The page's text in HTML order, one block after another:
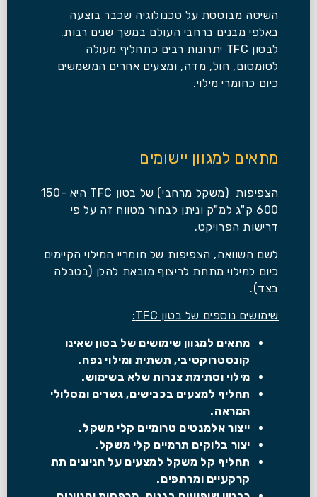
השיטה מבוססת על טכנולוגיה שכבר בוצעה
באלפי מבנים ברחבי העולם במשך שנים רבות.
לבטון TFC יתרונות רבים כתחליף מעולה
לסומסום, חול, מדה, ומצעים אחרים המשמשים
כיום כחומרי מילוי.
מתאים למגוון יישומים
הצפיפות (משקל מרחבי) של בטון TFC היא 150-
600 ק"ג למ"ק וניתן לבחור מטווח זה על פי
דרישות הפרויקט.
לשם השוואה, הצפיפות של חומריי המילוי הקיימים
כיום למילוי מתחת לריצוף מובאת להלן (בטבלה
בצד).
שימושים נוספים של בטון TFC:
מתאים למגוון שימושים של בטון שאינו
קונסטרוקטיבי, תשתית ומילוי נפח.
מילוי וסתימת צנרות שלא בשימוש.
תחליף למצעים בכבישים, גשרים ומסלולי
המראה.
ייצור אלמנטים טרומיים קלי משקל.
יצור בלוקים תרמיים קלי משקל.
תחליף קל משקל למצעים על חניונים תת
קרקעיים ומרתפים.